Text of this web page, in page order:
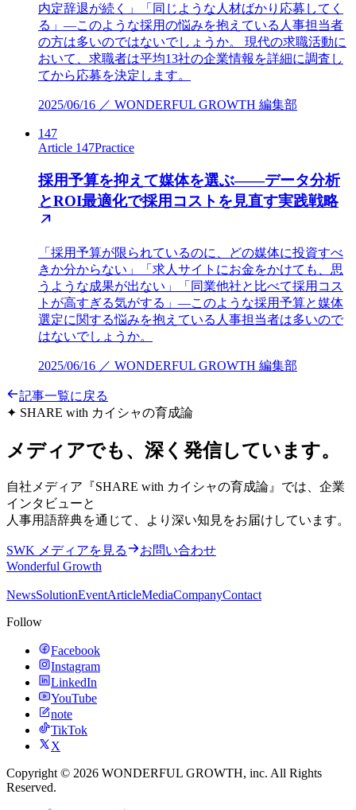
内定辞退が続く」「同じような人材ばかり応募してく
る」—このような採用の悩みを抱えている人事担当者
の方は多いのではないでしょうか。 現代の求職活動に
おいて、求職者は平均13社の企業情報を詳細に調査し
てから応募を決定します。
2025/06/16 ／ WONDERFUL GROWTH 編集部
147
Article 147Practice
採用予算を抑えて媒体を選ぶ——データ分析
とROI最適化で採用コストを見直す実践戦略
「採用予算が限られているのに、どの媒体に投資すべ
きか分からない」「求人サイトにお金をかけても、思
うような成果が出ない」「同業他社と比べて採用コス
トが高すぎる気がする」—このような採用予算と媒体
選定に関する悩みを抱えている人事担当者は多いので
はないでしょうか。
2025/06/16 ／ WONDERFUL GROWTH 編集部
記事一覧に戻る
✦ SHARE with カイシャの育成論
メディアでも、深く発信しています。
自社メディア『SHARE with カイシャの育成論』では、企業
インタビューと
人事用語辞典を通じて、より深い知見をお届けしています。
SWK メディアを見る
お問い合わせ
Wonderful Growth
NewsSolutionEventArticleMediaCompanyContact
Follow
Facebook
Instagram
LinkedIn
YouTube
note
TikTok
X
Copyright © 2026 WONDERFUL GROWTH, inc. All Rights
Reserved.